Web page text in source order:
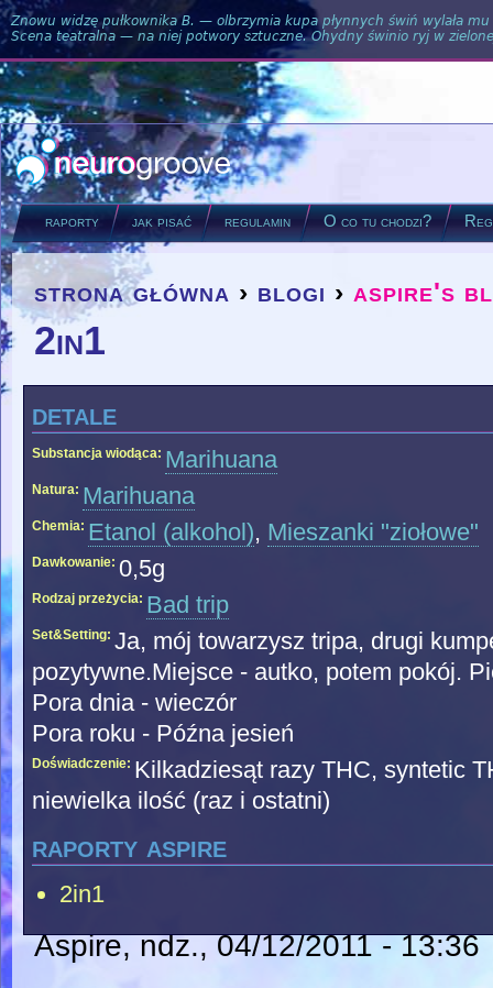
Znowu widzę pułkownika B. — olbrzymia kupa płynnych świń wylała
Scena teatralna — na niej potwory sztuczne. Ohydny świnio ryj w
raporty jak pisać regulamin O co tu chodzi?
you are here
strona główna › blogi › aspire's
2in1
detale
Substancja wiodąca: Marihuana
Natura: Marihuana
Chemia: Etanol (alkohol), Mieszanki "ziołowe"
Dawkowanie: 0,5g
Rodzaj przeżycia: Bad trip
Set&Setting: Ja, mój towarzysz tripa, drugi
pozytywne.Miejsce - autko, potem pokój.
Pora dnia - wieczór
Pora roku - Późna jesień
Doświadczenie: Kilkadziesąt razy THC, syntetic
niewielka ilość (raz i ostatni)
raporty aspire
2in1
Aspire, ndz., 04/12/2011 - 13:36